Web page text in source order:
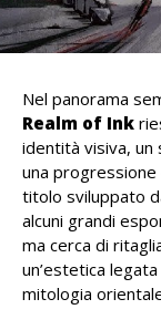
Nel panorama
Realm of Ink
identità visiva,
una
titolo sviluppato
alcuni grandi
ma cerca di
un’estetica
mitologia